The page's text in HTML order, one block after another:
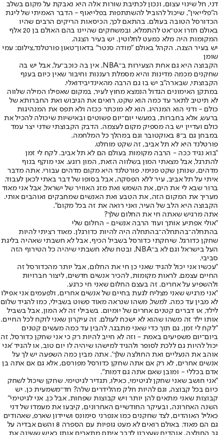
דני, חל שינוי עצום, ונכון לכתיבת שורות אלה היא נאבקת על מקום בשלב
ה"פלייאין", שיכול להוביל להשתתפות בפלייאוף - הדבר האמיתי של ליגת
הכדורסל הטובה בעולם. בהתאם לכך, הכיסאות הריקים הרבים שהיו
באולם חזרו אט־אט להתמלא, ובמשחקים שהיינו בהם האולם בן 20 אלף
המקומות היה מלא כמעט לחלוטין. יש בעיר הצגה.
יש בעיר הצגה. הקהל באולם "מודה סנטר" בדאון־טאון פורטלנד,צילום: עמי
שומן
הקבוצה היא גם אחת הצעירות ב־NBA. אין בה כוכב־על, אבל יש בה
שחקנים מכמה מדינות והיא מסמלת רעננות וחיבור שאין כיום בענף
הקבוצתי, שבארה"ב יש בו גם הרבה מהאינדיבידואלי.
במתקן האימונים הגדול הנמצא מחוץ לעיר, במקום שאפילו המילה שלווה
לא תיטיב לתאר עד כמה הוא שקט, רואים את הגיבוש ואת החברותא של
כולם - ודני הוא המנהיג. הוא לא מוכתר ככזה ולא תפס את המנהיגות
ברעש, אלא בחברות, במעשי יום־יום פשוטים ובאישיות שיכולה להכיל את
כולם ועדיין יש בה מספיק מקום לעצמה. הדבק הקבוצתי שדני יצר עמד
במבחן גם ב־8 באוקטובר וגם במהלך כל המלחמה.
פורטלנד היא לא תל אביב, זה שקט מוחלט.
"בוא נגיד ככה - הרבה מקומות בעולם הם לא תל אביב. לקח לי זמן
להתרגל, אבל מצאתי המון בשלווה הזאת, המון רוגע. אני מוקף בנוף
מדהים, שנותן שקט פנימי. פורטלנד היא מקום מדהים עבורי. אתה מדבר
איתי על תל אביב, עיר ללא הפסקה, אבל בסופו של דבר באתי לכאן לעבוד.
ברור שבא לי את הים, את השמש ואת מזג האוויר של ישראל, אבל אני מאוד
מעריך את המקום הזה, את הטבע ואת האנשים שמחבקים ואוהבים אותי.
הקבוצה היא הלב של העיר, ואני רואה את זה בכל מקום".
אתה מרגיש שאתה חי את החלום שלך?
"אולי אפתיע אותך ועוד הרבה אנשים - החלום שלי
בהתחלה־בהתחלה־בהתחלה היה להיות כדורגלן. מאוד רציתי להיות
שחקן כדורגל. שיחקתי כדורסל בשביל הכיף, אבל לא חשבתי שאהיה בליגת
העל בישראל וגם לא ב־NBA, ובטח שלא חשבתי שיהיה כל הטירוף הזה
סביבי.
"עכשיו אני יכול להגיד שאני כן חי את החלום, אבל יותר מהכדורסל זה
החיים עצמם. לראות מקומות, להכיר אנשים חדשים, ליצור חברויות
ולהשפיע על אחרים. זה בעצם החלום שאני חי כרגע.
"אני מרגיש שאני מצליח לגעת בחיים של אנשים אחרים, ולפעמים אני אפילו
לא מבין עד כמה. למשל, משהו שנראה מאוד פשוט בשבילי, כמו להגיד שלום
לילד, או דברים קטנים אחרים של יומיום. בשבילי זה לא המון, אבל בשביל
אותו ילד זה משהו שהוא לא ישכח לעולם. זה עיקרון שאני לוקח לכל החיים.
"לקח לי זמן, גם תוך כדי שאני מתבגר, להבין עד כמה מעשים קטנים
ביום־יום משפיעים באמת - וזה לא חייב להיות רק כי אני שחקן כדורסל, זה
יכול להיות גם ללכת לסופר ולהגיד למישהו שיהיה לו יום טוב, או להגיד 'אני
אוהב את הנעליים ואת החולצה שלך'. אתה מבין כמה השפעה יש לך על
אנשים אחרים, לא רק אם אתה שחקן כדורסל מפורסם, אלא גם אם אתה בן
אדם בכללי - ומובן שאם אתה גם דמות".
"אני חושב שאני שחקן לגיטימי, כאילו, תגדיר לגיטימי. שחקן שיכול לשחק
כיום בכל קבוצה, וגם להיות חלק מהלידרים שלה? חד־משמעית כן. יש
קבוצות שאני מתאים להן יותר ויש קבוצות שפחות, אבל כן, אני לגיטימי"
השנה האחרונה, ובעיקר החודשיים האחרונים, קיבעו את מעמדו של דני
כאליל האוהדים, לצד שחקנים כמו אנפרני סימונס ושיידון שארפ, שאהודים
גם הם מאוד. באולם רואים לא מעט גופיות עם הספרה 8 והשם אבדיה על